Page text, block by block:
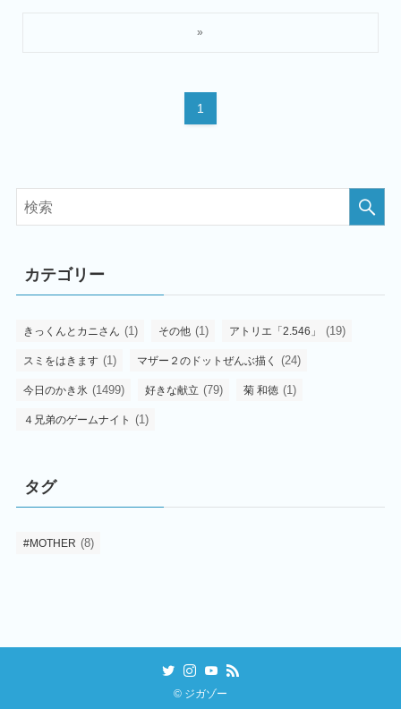
1
カテゴリー
きっくんとカニさん (1) その他 (1) アトリエ「2.546」 (19)
スミをはきます (1) マザー２のドットぜんぶ描く (24)
今日のかき氷 (1499) 好きな献立 (79) 菊 和徳 (1)
４兄弟のゲームナイト (1)
タグ
#MOTHER (8)
© ジガゾー